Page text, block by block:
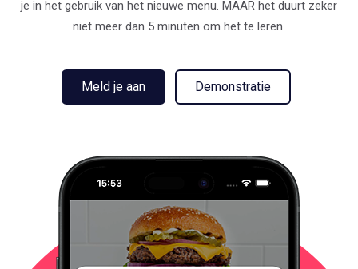
je in het gebruik van het nieuwe menu. MAAR het duurt zeker
niet meer dan 5 minuten om het te leren.
Meld je aan Demonstratie